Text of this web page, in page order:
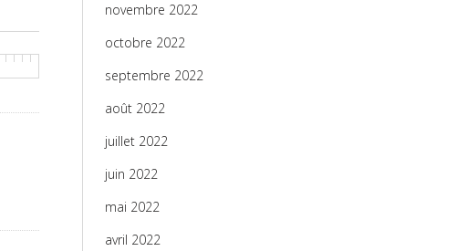
novembre 2022
octobre 2022
septembre 2022
août 2022
juillet 2022
juin 2022
mai 2022
avril 2022